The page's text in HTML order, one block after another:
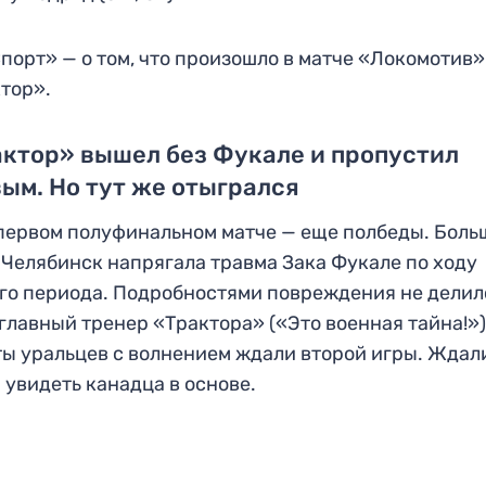
— о том, что произошло в матче
вышел без Фукале и пропустил
Но тут же отыгрался
полуфинальном матче — еще полбеды.
Челябинск напрягала травма Зака Фукале по ходу
периода. Подробностями повреждения не
тренер «Трактора» («Это военная
уральцев с волнением ждали второй игры.
канадца в основе.